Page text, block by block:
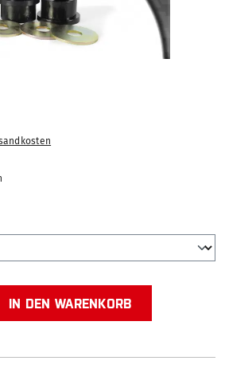
den gewünschten Wert ein
IN DEN WARENKORB